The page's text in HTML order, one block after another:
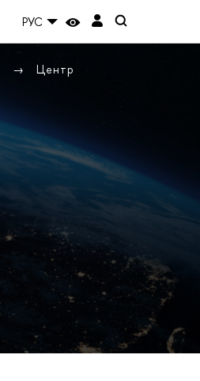
РУС
Центр